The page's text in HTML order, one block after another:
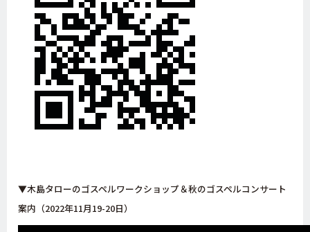
▼木島タローのゴスペルワークショップ＆秋のゴスペルコンサート
案内（2022年11月19-20日）